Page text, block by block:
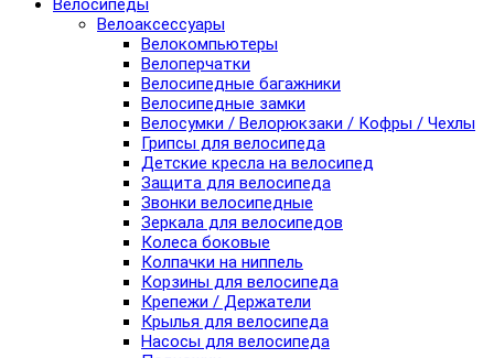
Велосипеды
Велоаксессуары
Велокомпьютеры
Велоперчатки
Велосипедные багажники
Велосипедные замки
Велосумки / Велорюкзаки / Кофры / Чехлы
Грипсы для велосипеда
Детские кресла на велосипед
Защита для велосипеда
Звонки велосипедные
Зеркала для велосипедов
Колеса боковые
Колпачки на ниппель
Корзины для велосипеда
Крепежи / Держатели
Крылья для велосипеда
Насосы для велосипеда